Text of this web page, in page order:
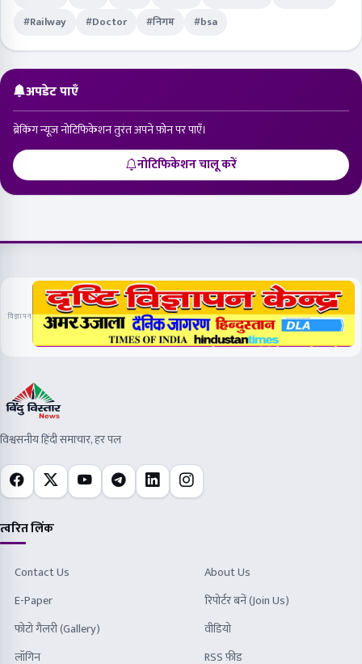
#Railway
#Doctor #निगम #bsa
अपडेट पाएँ
ब्रेकिंग न्यूज़ नोटिफिकेशन तुरंत अपने फ़ोन पर पाएँ।
नोटिफिकेशन चालू करें
विज्ञापन
विश्वसनीय हिंदी समाचार, हर पल
त्वरित लिंक
Contact Us
About Us
E-Paper
रिपोर्टर बनें (Join Us)
फोटो गैलरी (Gallery)
वीडियो
लॉगिन
RSS फ़ीड